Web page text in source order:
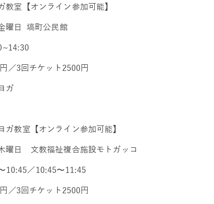
教室【オンライン参加可能】
曜日 塙町公民館
／3回チケット2500円
ガ
ガ教室【オンライン参加可能】
曜日 文教福祉複合施設モトガッコ
10:45／10:45〜11:45
／3回チケット2500円